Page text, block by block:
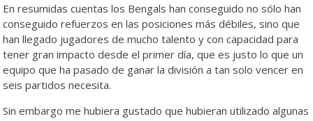
En resumidas cuentas los Bengals han conseguido no sólo han
conseguido refuerzos en las posiciones más débiles, sino que
han llegado jugadores de mucho talento y con capacidad para
tener gran impacto desde el primer día, que es justo lo que un
equipo que ha pasado de ganar la división a tan solo vencer en
seis partidos necesita.
Sin embargo me hubiera gustado que hubieran utilizado algunas